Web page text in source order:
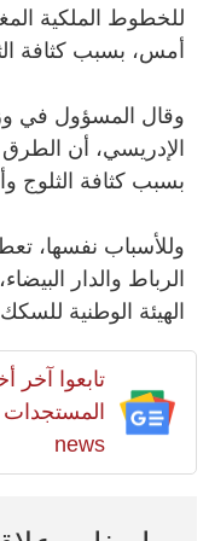
للخطوط الملكية
أمس، بسبب كثافة
وقال المسؤول في
الإدريسي، أن
بسبب كثافة الثلوج
وللأسباب نفسها،
الرباط والدار
الهيئة الوطنية
تابعوا آخر
news